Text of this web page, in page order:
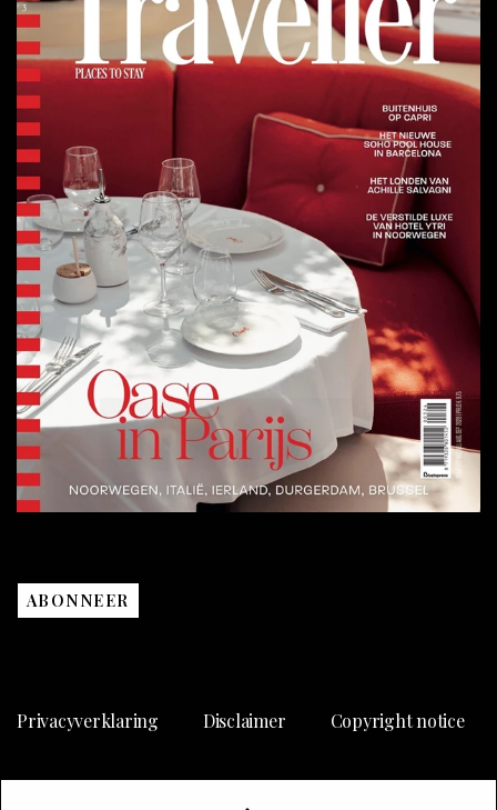
ABONNEER
Privacyverklaring Disclaimer Copyright notice